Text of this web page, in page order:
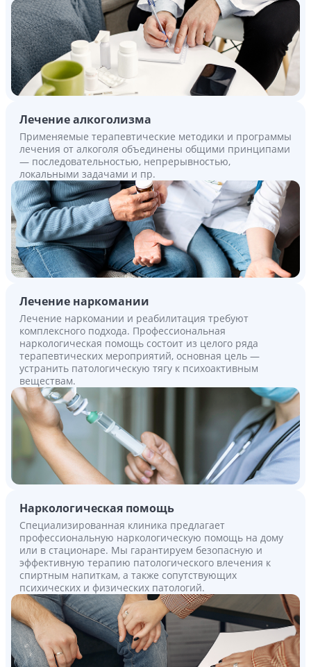
Лечение алкоголизма
Применяемые терапевтические методики и программы
лечения от алкоголя объединены общими принципами
— последовательностью, непрерывностью,
локальными задачами и пр.
Лечение наркомании
Лечение наркомании и реабилитация требуют
комплексного подхода. Профессиональная
наркологическая помощь состоит из целого ряда
терапевтических мероприятий, основная цель —
устранить патологическую тягу к психоактивным
веществам.
Наркологическая помощь
Специализированная клиника предлагает
профессиональную наркологическую помощь на дому
или в стационаре. Мы гарантируем безопасную и
эффективную терапию патологического влечения к
спиртным напиткам, а также сопутствующих
психических и физических патологий.